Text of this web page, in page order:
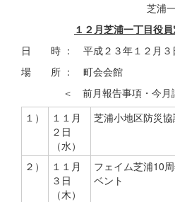
さ
つ
の
で
街。
芝浦
１２月芝浦一丁目役
日 時 ： 平成２３年１２月３
場 所 ： 町会会館
＜ 前月報告事項・今
１）
１１月
２日
（水）
芝浦小地区防災協
２）
１１月
３日
（木）
フェイム芝浦10
ベント